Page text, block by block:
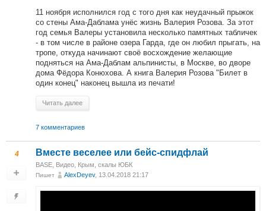
11 ноября исполнился год с того дня как неудачный прыжок
со стены Ама-Даблама унёс жизнь Валерия Розова. За этот
год семья Валеры установила несколько памятных табличек
- в том числе в районе озера Гарда, где он любил прыгать, на
тропе, откуда начинают своё восхождение желающие
подняться на Ама-Даблам альпинисты, в Москве, во дворе
дома Фёдора Конюхова. А книга Валерия Розова "Билет в
один конец" наконец вышла из печати!
Читать далее
7 комментариев
4 Вместе веселее или бейс-спидфлай
BASE Видео Крым, скалы ЮБК
Пишет AlexDeyev, 13.04.2018 21:17